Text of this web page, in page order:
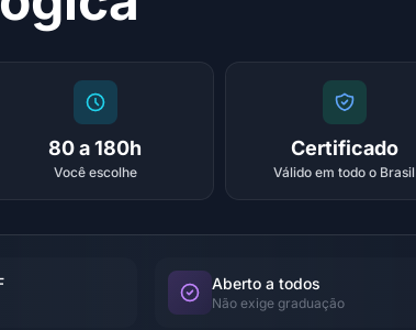
80 a 180h
Você escolhe
Certificado
Válido em todo o Brasil
Aberto a todos
Não exige graduação